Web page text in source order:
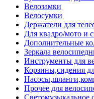
Велозамки
Велосумки
Держатели для
Для квадро/мото и
Дополнительные
Зеркала
Инструменты для
Корзины,сидения
Прочее для
Светомузыкальное